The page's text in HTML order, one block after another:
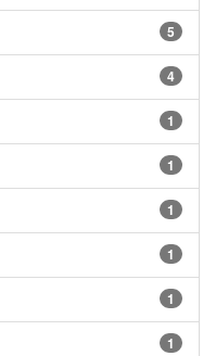
5
4
1
1
1
1
1
1